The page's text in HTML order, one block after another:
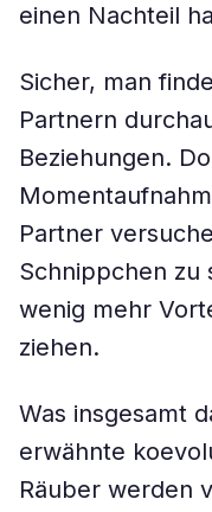
einen Nachteil
Sicher, man
Partnern
Beziehungen.
Partner
Schnippchen zu
wenig mehr
ziehen.
Was insgesamt
erwähnte
Räuber werden